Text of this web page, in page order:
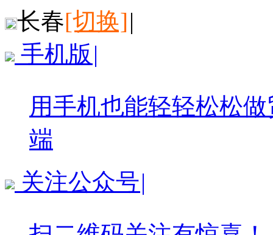
长春[切换]|
手机版 |
用手机也能轻轻松松
端
关注公众号|